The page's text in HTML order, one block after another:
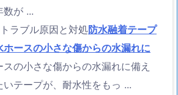
数が ...
トラブル原因と対処防水融着テープ
ホースの小さな傷からの水漏れに
の小さな傷からの水漏れに備え
テープが、耐水性をもっ ...